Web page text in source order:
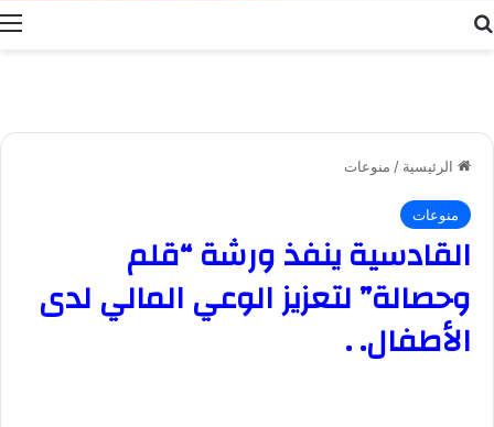
الرئيسية / منوعات
منوعات
القادسية ينفذ ورشة “قلم
وحصالة” لتعزيز الوعي المالي لدى
الأطفال. .